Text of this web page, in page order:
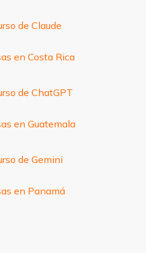
de Claude
en Costa Rica
de ChatGPT
en Guatemala
de Gemini
en Panamá